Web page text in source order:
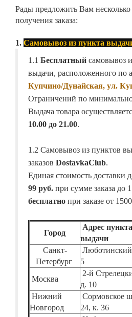
Рады предложить Вам
получения заказа:
1. Самовывоз из пункта
1.1 Бесплатный самовывоз
выдачи, расположенного по
Купчино/Дунайская, ул.
Ограничений по
Выдача товара
10.00 до 21.00.
1.2 Самовывоз из пунктов
заказов DostavkaClub.
Единая стоимость доставки
99 руб. при сумме заказа до
бесплатно при заказе от
Город
Адрес пункта
выдачи
Санкт-
Петербург
5
Москва
2-й
д. 10
Нижний
Новгород
Сормовское
24, к. 36